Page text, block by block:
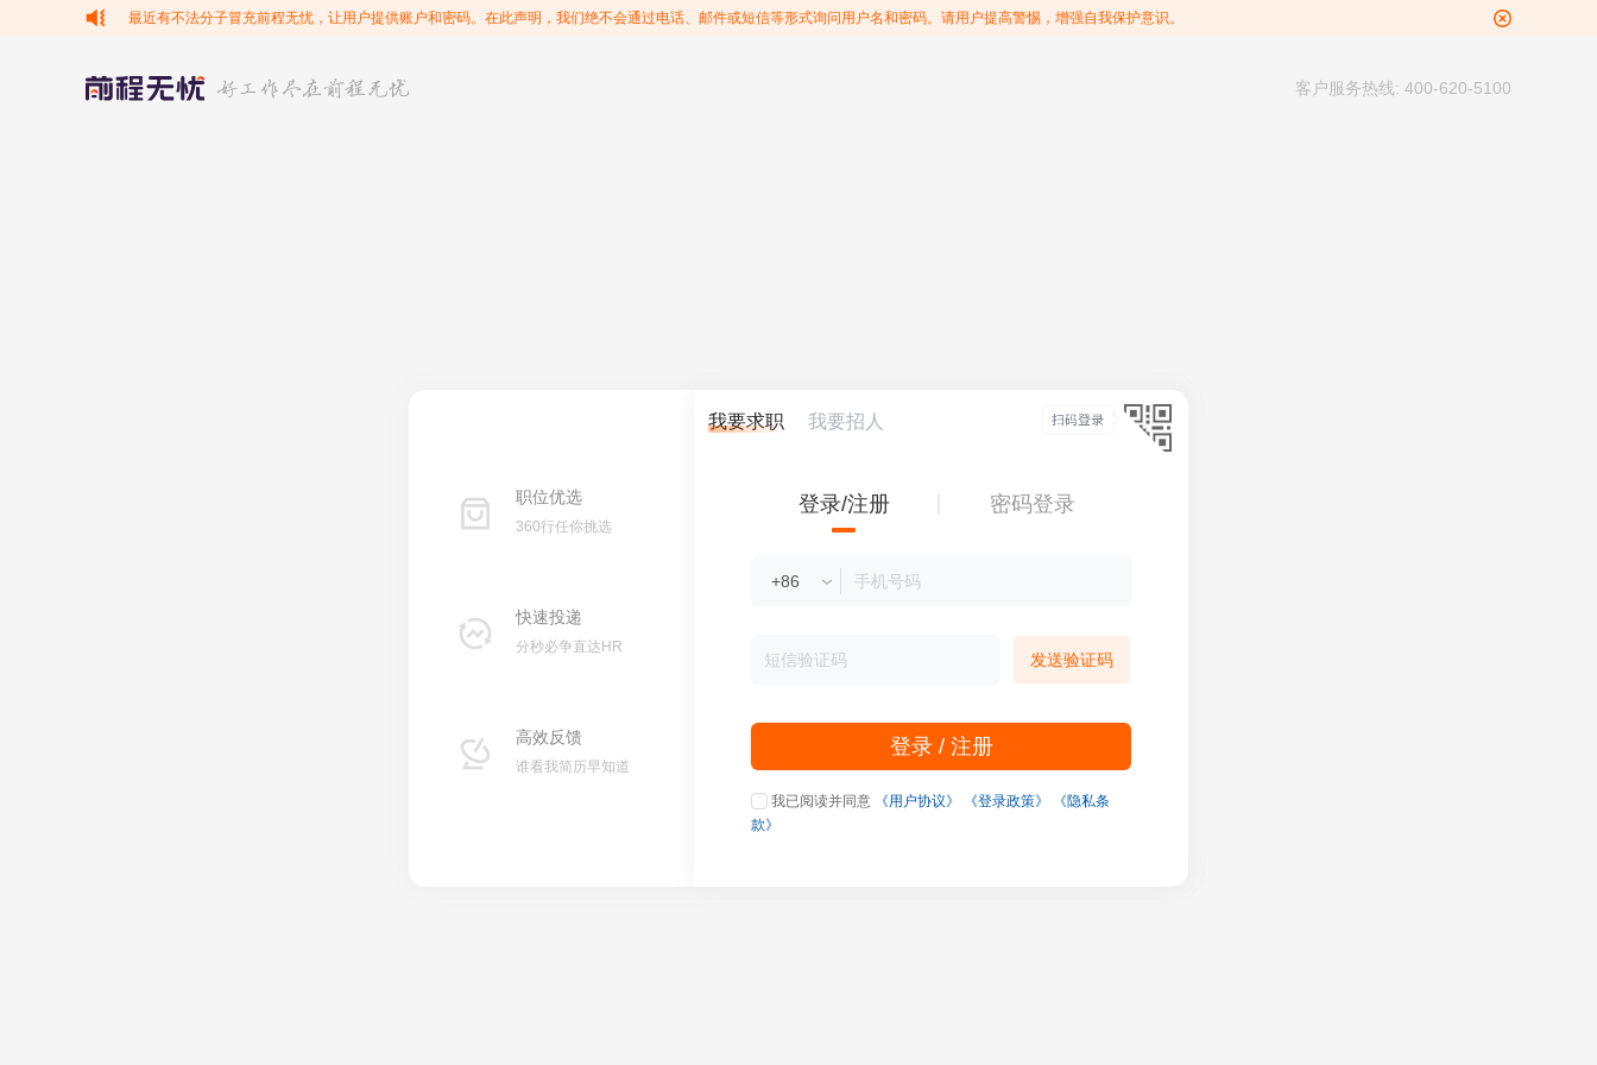
最近有不法分子冒充前程无忧，让用户提供账户和密码。在此声明，我们绝不会通过电话、邮件或短信等形式询问用户名和密码。请用户提高警惕，增强自我保护意识。
客户服务热线: 400-620-5100
职位优选
360行任你挑选
快速投递
分秒必争直达HR
高效反馈
谁看我简历早知道
我要求职 我要招人
登录/注册 密码登录
发送验证码
登录 / 注册
我已阅读并同意 《用户协议》 《登录政策》
《隐私条
款》